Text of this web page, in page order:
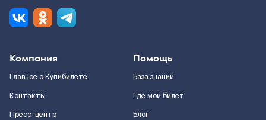
Компания
Главное о Купибилете
Контакты
Пресс-центр
Помощь
База знаний
Где мой билет
Блог